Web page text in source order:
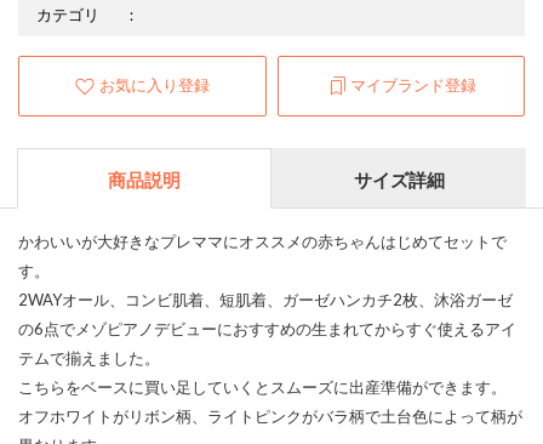
カテゴリ
：
お気に入り登録 マイブランド登録
商品説明 サイズ詳細
かわいいが大好きなプレママにオススメの赤ちゃんはじめてセットで
す。
2WAYオール、コンビ肌着、短肌着、ガーゼハンカチ2枚、沐浴ガーゼ
の6点でメゾピアノデビューにおすすめの生まれてからすぐ使えるアイ
テムで揃えました。
こちらをベースに買い足していくとスムーズに出産準備ができます。
オフホワイトがリボン柄、ライトピンクがバラ柄で土台色によって柄が